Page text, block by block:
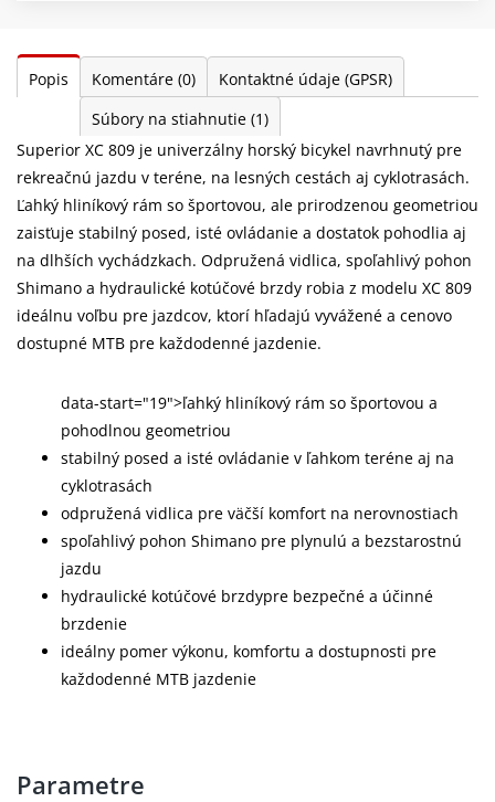
Popis Komentáre (0)
Kontaktné údaje (GPSR)
Súbory na stiahnutie (1)
Superior XC 809 je univerzálny horský bicykel navrhnutý pre
rekreačnú jazdu v teréne, na lesných cestách aj cyklotrasách.
Ľahký hliníkový rám so športovou, ale prirodzenou geometriou
zaisťuje stabilný posed, isté ovládanie a dostatok pohodlia aj
na dlhších vychádzkach. Odpružená vidlica, spoľahlivý pohon
Shimano a hydraulické kotúčové brzdy robia z modelu XC 809
ideálnu voľbu pre jazdcov, ktorí hľadajú vyvážené a cenovo
dostupné MTB pre každodenné jazdenie.
data-start="19">ľahký hliníkový rám so športovou a
pohodlnou geometriou
stabilný posed a isté ovládanie v ľahkom teréne aj na
cyklotrasách
odpružená vidlica pre väčší komfort na nerovnostiach
spoľahlivý pohon Shimano pre plynulú a bezstarostnú
jazdu
hydraulické kotúčové brzdypre bezpečné a účinné
brzdenie
ideálny pomer výkonu, komfortu a dostupnosti pre
každodenné MTB jazdenie
Parametre